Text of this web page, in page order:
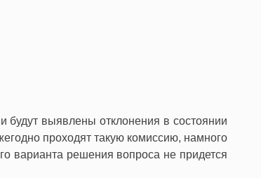
будут выявлены отклонения в состоянии
проходят такую комиссию, намного
варианта решения вопроса не придется